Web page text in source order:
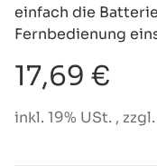
einfach die
Fernbedienung
17,69 €
inkl. 19% USt. , zzgl.